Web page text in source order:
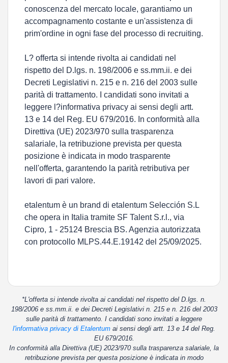
conoscenza del mercato locale, garantiamo un
accompagnamento costante e un'assistenza di
prim'ordine in ogni fase del processo di recruiting.
L? offerta si intende rivolta ai candidati nel
rispetto del D.lgs. n. 198/2006 e ss.mm.ii. e dei
Decreti Legislativi n. 215 e n. 216 del 2003 sulle
parità di trattamento. I candidati sono invitati a
leggere l?informativa privacy ai sensi degli artt.
13 e 14 del Reg. EU 679/2016. In conformità alla
Direttiva (UE) 2023/970 sulla trasparenza
salariale, la retribuzione prevista per questa
posizione è indicata in modo trasparente
nell'offerta, garantendo la parità retributiva per
lavori di pari valore.
etalentum è un brand di etalentum Selección S.L
che opera in Italia tramite SF Talent S.r.l., via
Cipro, 1 - 25124 Brescia BS. Agenzia autorizzata
con protocollo MLPS.44.E.19142 del 25/09/2025.
*L'offerta si intende rivolta ai candidati nel rispetto del D.lgs. n.
198/2006 e ss.mm.ii. e dei Decreti Legislativi n. 215 e n. 216 del 2003
sulle parità di trattamento. I candidati sono invitati a leggere
l'informativa privacy di Etalentum ai sensi degli artt. 13 e 14 del Reg.
EU 679/2016.
In conformità alla Direttiva (UE) 2023/970 sulla trasparenza salariale, la
retribuzione prevista per questa posizione è indicata in modo